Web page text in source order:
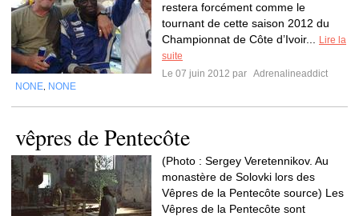
restera forcément comme le
tournant de cette saison 2012 du
Championnat de Côte d’Ivoir...
Lire la
suite
Le 07 juin 2012 par Adrenalineaddict
NONE NONE
vêpres de Pentecôte
(Photo : Sergey Veretennikov. Au
monastère de Solovki lors des
Vêpres de la Pentecôte source) Les
Vêpres de la Pentecôte sont